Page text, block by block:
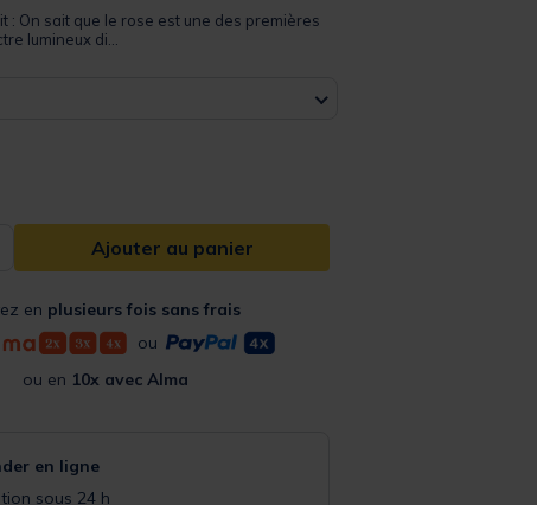
: On sait que le rose est une des premières
lumineux di...
Ajouter au panier
en plusieurs fois sans frais
ou
ou en 10x avec Alma
en ligne
sous 24 h